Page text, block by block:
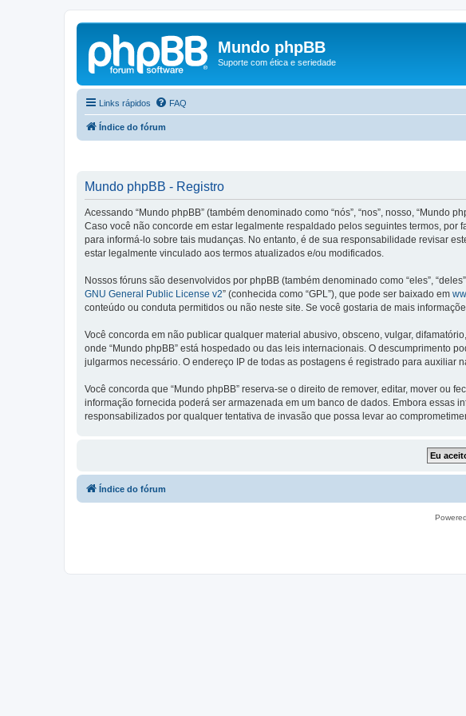
Mundo phpBB
Suporte com ética e seriedade
Links rápidos FAQ
Índice do fórum
Mundo phpBB - Registro
Acessando “Mundo phpBB” (também denominado como “nós”, “nos”, nosso,
Caso você não concorde em estar legalmente respaldado pelos seguintes termos, por
para informá-lo sobre tais mudanças. No entanto, é de sua responsabilidade revisar
estar legalmente vinculado aos termos atualizados e/ou modificados.
Nossos fóruns são desenvolvidos por phpBB (também denominado como “eles”,
GNU General Public License v2” (conhecida como “GPL”), que pode ser baixado em
conteúdo ou conduta permitidos ou não neste site. Se você gostaria de mais
Você concorda em não publicar qualquer material abusivo, obsceno, vulgar,
onde “Mundo phpBB” está hospedado ou das leis internacionais. O descumprimento
julgarmos necessário. O endereço IP de todas as postagens é registrado para auxiliar
Você concorda que “Mundo phpBB” reserva-se o direito de remover, editar, mover
informação fornecida poderá ser armazenada em um banco de dados. Embora essas
responsabilizados por qualquer tentativa de invasão que possa levar ao
Índice do fórum